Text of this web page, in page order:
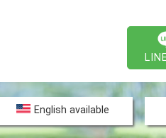
English available